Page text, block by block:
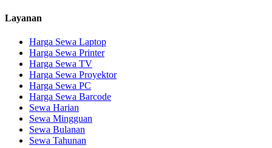
Layanan
Harga Sewa Laptop
Harga Sewa Printer
Harga Sewa TV
Harga Sewa Proyektor
Harga Sewa PC
Harga Sewa Barcode
Sewa Harian
Sewa Mingguan
Sewa Bulanan
Sewa Tahunan